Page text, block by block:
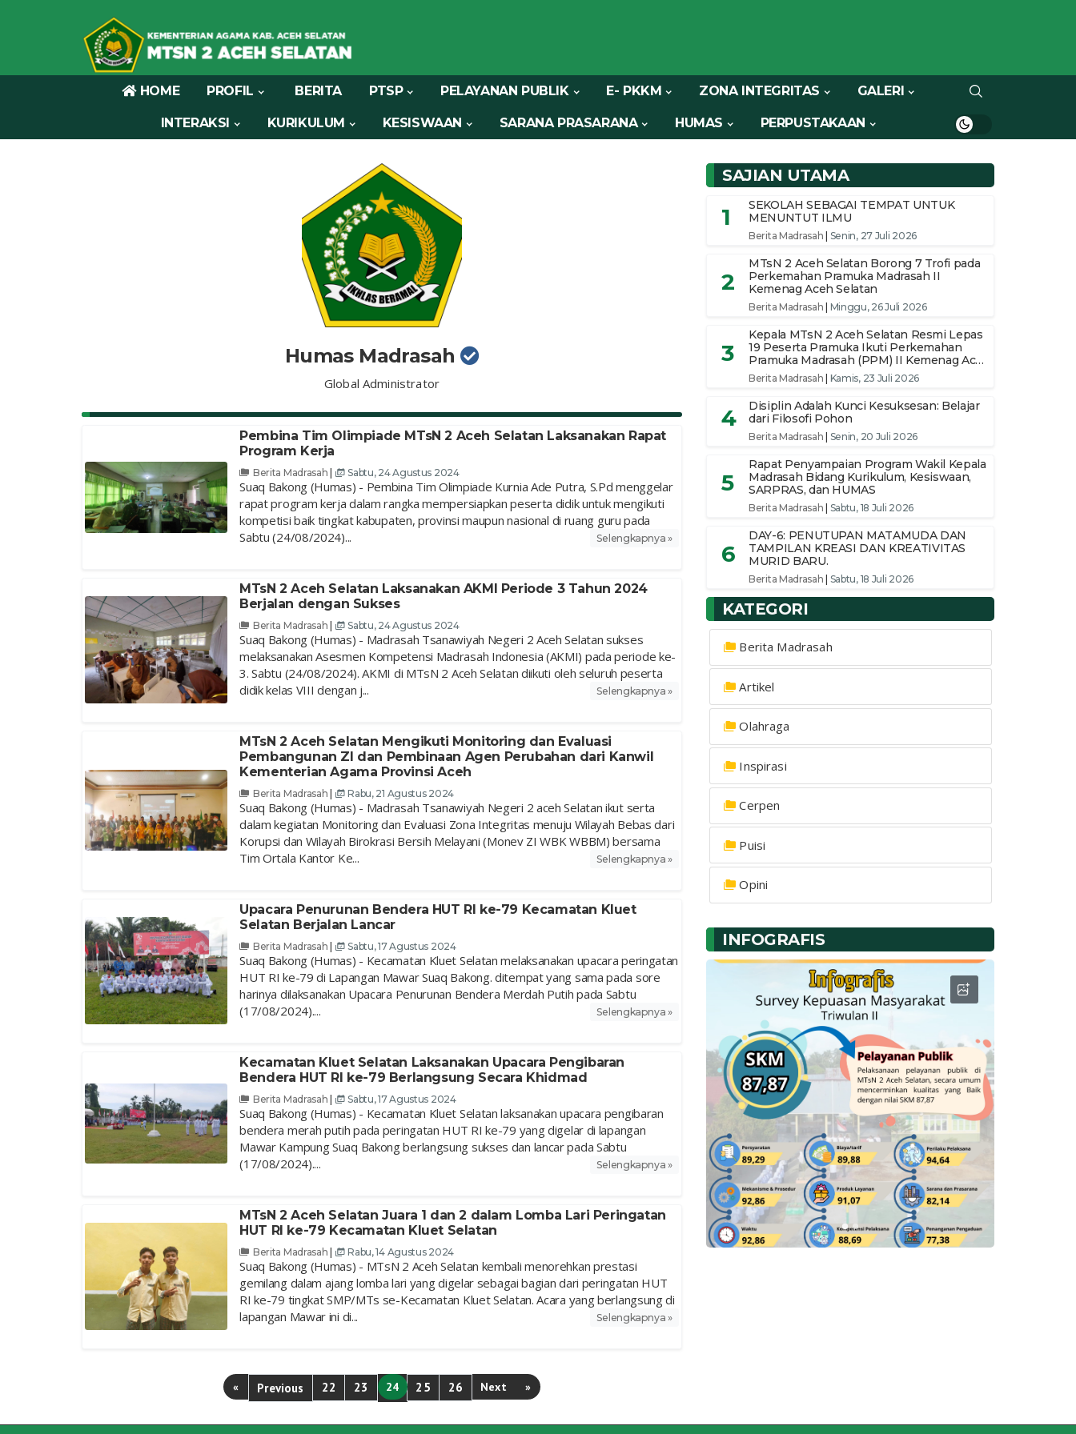
HOME PROFIL BERITA PTSP PELAYANAN PUBLIK E- PKKM ZONA INTEGRITAS GALERI
INTERAKSI KURIKULUM KESISWAAN SARANA PRASARANA HUMAS PERPUSTAKAAN
Humas Madrasah
Global Administrator
Pembina Tim Olimpiade MTsN 2 Aceh Selatan Laksanakan Rapat
Program Kerja
Berita Madrasah Sabtu, 24 Agustus 2024
Suaq Bakong (Humas) - Pembina Tim Olimpiade Kurnia Ade Putra, S.Pd menggelar
rapat program kerja dalam rangka mempersiapkan peserta didik untuk mengikuti
kompetisi baik tingkat kabupaten, provinsi maupun nasional di ruang guru pada
Sabtu (24/08/2024)...
Selengkapnya »
MTsN 2 Aceh Selatan Laksanakan AKMI Periode 3 Tahun 2024
Berjalan dengan Sukses
Berita Madrasah Sabtu, 24 Agustus 2024
Suaq Bakong (Humas) - Madrasah Tsanawiyah Negeri 2 Aceh Selatan sukses
melaksanakan Asesmen Kompetensi Madrasah Indonesia (AKMI) pada periode ke-
3. Sabtu (24/08/2024). AKMI di MTsN 2 Aceh Selatan diikuti oleh seluruh peserta
didik kelas VIII dengan j...
Selengkapnya »
MTsN 2 Aceh Selatan Mengikuti Monitoring dan Evaluasi
Pembangunan ZI dan Pembinaan Agen Perubahan dari Kanwil
Kementerian Agama Provinsi Aceh
Berita Madrasah Rabu, 21 Agustus 2024
Suaq Bakong (Humas) - Madrasah Tsanawiyah Negeri 2 aceh Selatan ikut serta
dalam kegiatan Monitoring dan Evaluasi Zona Integritas menuju Wilayah Bebas dari
Korupsi dan Wilayah Birokrasi Bersih Melayani (Monev ZI WBK WBBM) bersama
Tim Ortala Kantor Ke...
Selengkapnya »
Upacara Penurunan Bendera HUT RI ke-79 Kecamatan Kluet
Selatan Berjalan Lancar
Berita Madrasah Sabtu, 17 Agustus 2024
Suaq Bakong (Humas) - Kecamatan Kluet Selatan melaksanakan upacara peringatan
HUT RI ke-79 di Lapangan Mawar Suaq Bakong. ditempat yang sama pada sore
harinya dilaksanakan Upacara Penurunan Bendera Merdah Putih pada Sabtu
(17/08/2024)....
Selengkapnya »
Kecamatan Kluet Selatan Laksanakan Upacara Pengibaran
Bendera HUT RI ke-79 Berlangsung Secara Khidmad
Berita Madrasah Sabtu, 17 Agustus 2024
Suaq Bakong (Humas) - Kecamatan Kluet Selatan laksanakan upacara pengibaran
bendera merah putih pada peringatan HUT RI ke-79 yang digelar di lapangan
Mawar Kampung Suaq Bakong berlangsung sukses dan lancar pada Sabtu
(17/08/2024)....
Selengkapnya »
MTsN 2 Aceh Selatan Juara 1 dan 2 dalam Lomba Lari Peringatan
HUT RI ke-79 Kecamatan Kluet Selatan
Berita Madrasah Rabu, 14 Agustus 2024
Suaq Bakong (Humas) - MTsN 2 Aceh Selatan kembali menorehkan prestasi
gemilang dalam ajang lomba lari yang digelar sebagai bagian dari peringatan HUT
RI ke-79 tingkat SMP/MTs se-Kecamatan Kluet Selatan. Acara yang berlangsung di
lapangan Mawar ini di...
Selengkapnya »
« Previous 22 23 24 25 26 Next »
SAJIAN UTAMA
1
SEKOLAH SEBAGAI TEMPAT UNTUK
MENUNTUT ILMU
Berita Madrasah Senin, 27 Juli 2026
2
MTsN 2 Aceh Selatan Borong 7 Trofi pada
Perkemahan Pramuka Madrasah II
Kemenag Aceh Selatan
Berita Madrasah Minggu, 26 Juli 2026
3
Kepala MTsN 2 Aceh Selatan Resmi Lepas
19 Peserta Pramuka Ikuti Perkemahan
Pramuka Madrasah (PPM) II Kemenag Aceh
Selatan
Berita Madrasah Kamis, 23 Juli 2026
4
Disiplin Adalah Kunci Kesuksesan: Belajar
dari Filosofi Pohon
Berita Madrasah Senin, 20 Juli 2026
5
Rapat Penyampaian Program Wakil Kepala
Madrasah Bidang Kurikulum, Kesiswaan,
SARPRAS, dan HUMAS
Berita Madrasah Sabtu, 18 Juli 2026
6
DAY-6: PENUTUPAN MATAMUDA DAN
TAMPILAN KREASI DAN KREATIVITAS
MURID BARU.
Berita Madrasah Sabtu, 18 Juli 2026
KATEGORI
Berita Madrasah
Artikel
Olahraga
Inspirasi
Cerpen
Puisi
Opini
INFOGRAFIS